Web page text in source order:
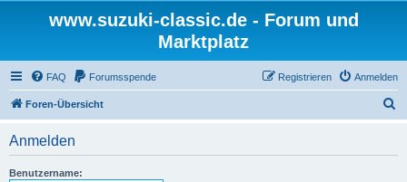
www.suzuki-classic.de - Forum und
Marktplatz
FAQ Forumsspende Anmelden
Registrieren
Foren-Übersicht
Anmelden
Benutzername: